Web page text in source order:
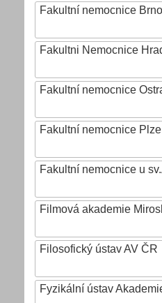
Fakultní nemocnice Brno
Fakultni Nemocnice
Fakultní nemocnice
Fakultní nemocnice
Fakultní nemocnice u
Filmová akademie
Filosofický ústav AV ČR
Fyzikální ústav